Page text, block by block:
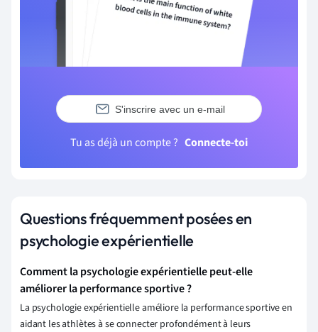
S'inscrire avec un e-mail
Tu as déjà un compte ? Connecte-toi
Questions fréquemment posées en
psychologie expérientielle
Comment la psychologie expérientielle peut-elle
améliorer la performance sportive ?
La psychologie expérientielle améliore la performance sportive en
aidant les athlètes à se connecter profondément à leurs